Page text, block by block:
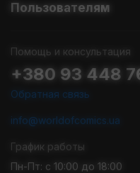
Пользователям
Помощь и консультация
+380 93 448
Обратная связь
info@worldofcomics.ua
График работы
Пн-Пт: с 10:00 до 18:00